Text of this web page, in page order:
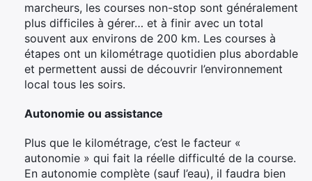
marcheurs, les courses non-stop sont généralement
plus difficiles à gérer… et à finir avec un total
souvent aux environs de 200 km. Les courses à
étapes ont un kilométrage quotidien plus abordable
et permettent aussi de découvrir l’environnement
local tous les soirs.
Autonomie ou assistance
Plus que le kilométrage, c’est le facteur «
autonomie » qui fait la réelle difficulté de la course.
En autonomie complète (sauf l’eau), il faudra bien